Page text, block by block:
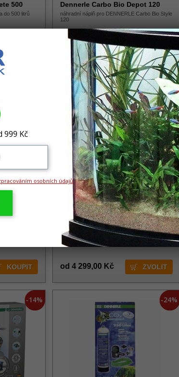
500
do 500 litrů
Dennerle Carbo Bio Depot 120
náhradní náplň pro DENNERLE Carbo Bio Style
120
229,00 Kč
/
lahví 500 g
-58%
Dennerle Space 600 / plnitelná
sada CO2 s elektromagnetickým
ventilem
DENNERLE Space 600 - profi sada pro hnojení
CO2 s plnitelnou lahví a nočním vypínáním
CO 2 Pro ty, kteří chtějí nekompromisně to
nejlepší. span style="f
od 4 299,00 Kč ZVOLIT
-14% -24%
999 Kč
osobních údajů